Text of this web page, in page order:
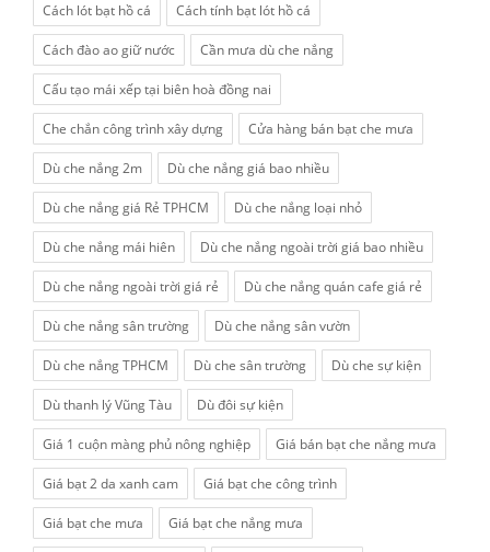
Cách lót bạt hồ cá Cách tính bạt lót hồ cá
Cách đào ao giữ nước Cần mưa dù che nắng
Cấu tạo mái xếp tại biên hoà đồng nai
Che chắn công trình xây dựng Cửa hàng bán bạt che mưa
Dù che nắng 2m Dù che nắng giá bao nhiều
Dù che nắng giá Rẻ TPHCM Dù che nắng loại nhỏ
Dù che nắng mái hiên Dù che nắng ngoài trời giá bao nhiều
Dù che nắng ngoài trời giá rẻ Dù che nắng quán cafe giá rẻ
Dù che nắng sân trường Dù che nắng sân vườn
Dù che nắng TPHCM Dù che sân trường Dù che sự kiện
Dù thanh lý Vũng Tàu Dù đôi sự kiện
Giá 1 cuộn màng phủ nông nghiệp Giá bán bạt che nắng mưa
Giá bạt 2 da xanh cam Giá bạt che công trình
Giá bạt che mưa Giá bạt che nắng mưa